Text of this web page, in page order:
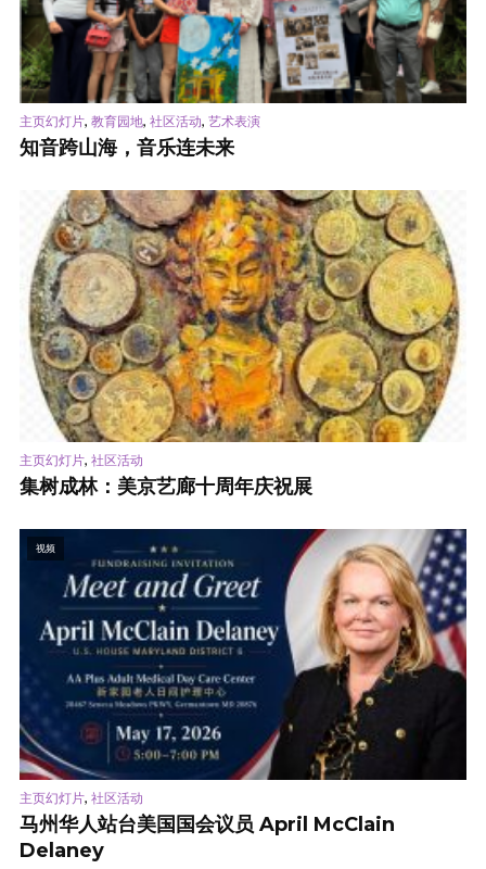
主页幻灯片, 教育园地, 社区活动, 艺术表演
知音跨山海，音乐连未来
主页幻灯片, 社区活动
集树成林：美京艺廊十周年庆祝展
视频
主页幻灯片, 社区活动
马州华人站台美国国会议员 April McClain
Delaney